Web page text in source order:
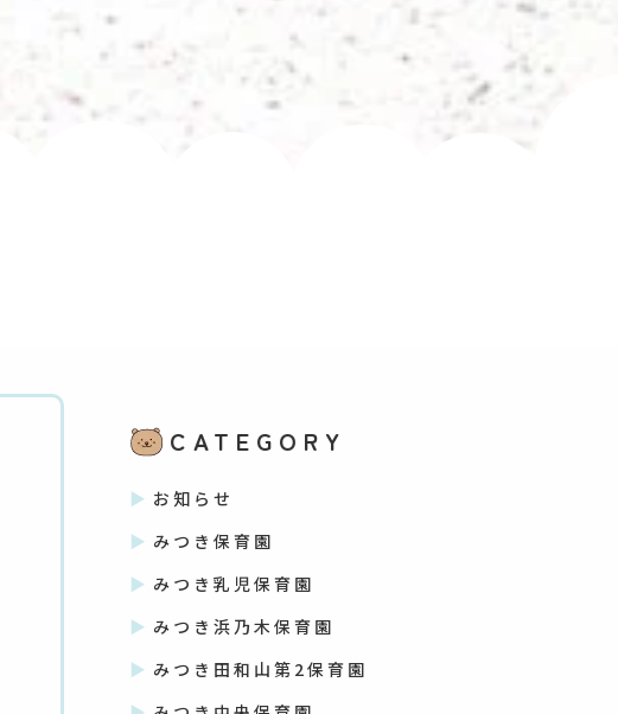
CATEGORY
お知らせ
みつき保育園
みつき乳児保育園
みつき浜乃木保育園
みつき田和山第2保育園